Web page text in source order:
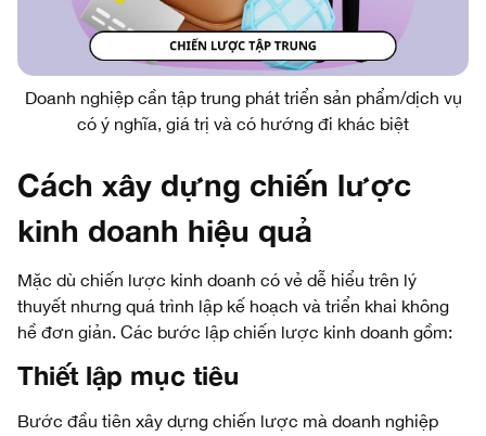
Doanh nghiệp cần tập trung phát triển sản phẩm/dịch vụ
có ý nghĩa, giá trị và có hướng đi khác biệt
Cách xây dựng chiến lược
kinh doanh hiệu quả
Mặc dù chiến lược kinh doanh có vẻ dễ hiểu trên lý
thuyết nhưng quá trình lập kế hoạch và triển khai không
hề đơn giản. Các bước lập chiến lược kinh doanh gồm:
Thiết lập mục tiêu
Bước đầu tiên xây dựng chiến lược mà doanh nghiệp